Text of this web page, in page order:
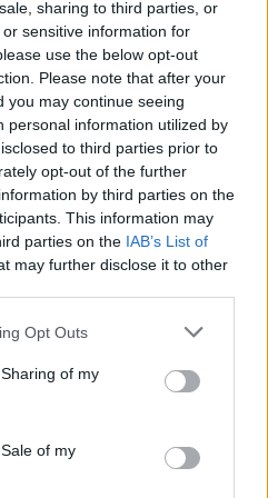
sharing to third parties, or
sensitive information for
use the below opt-out
Please note that after your
you may continue seeing
personal information utilized by
to third parties prior to
opt-out of the further
by third parties on the
This information may
parties on the IAB’s List of
may further disclose it to other
app uses one or more Google
behaviour. You may click to
and its third-party tags to
purposes in below Google
Opt Outs
of my
of my
φωτεινότητα 1000 cd/m²
οπτικό βάθος. Αυτή η
τις
όσο και στις
πιο καθηλωτικά
επαναπροσδιορίζουν τι
παιχνίδι», λέει ο César
σειρά AOC GAMING,
την τεχνολογία οθόνης
σε όλους τους gamers.
πάνελ OLED, ενώ μπορούν
για ισορροπημένο